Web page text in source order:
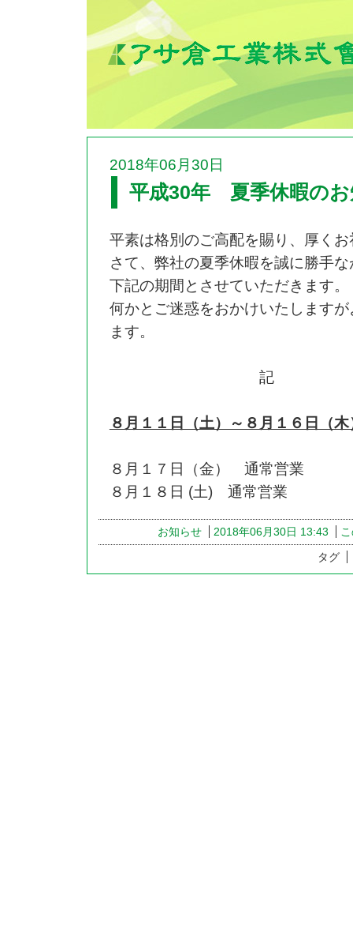
2018年06月30日
平成30年 夏季休暇のお
平素は格別のご高配を賜り、厚く
さて、弊社の夏季休暇を誠に勝手
下記の期間とさせていただきます。
何かとご迷惑をおかけいたします
ます。
記
８月１１日（土）～８月１６日（
８月１７日（金） 通常営業
８月１８日 (土) 通常営業
お知らせ 2018年06月30日 13:43
タグ